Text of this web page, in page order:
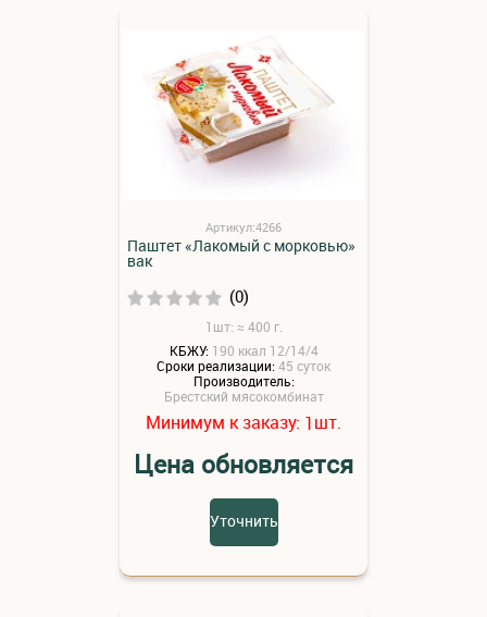
Артикул:4266
Паштет «Лакомый с морковью»
вак
(0)
1шт: ≈ 400 г.
КБЖУ: 190 ккал 12/14/4
Сроки реализации:45 суток
Производитель:
Брестский мясокомбинат
Минимум к заказу: 1шт.
Цена обновляется
Уточнить